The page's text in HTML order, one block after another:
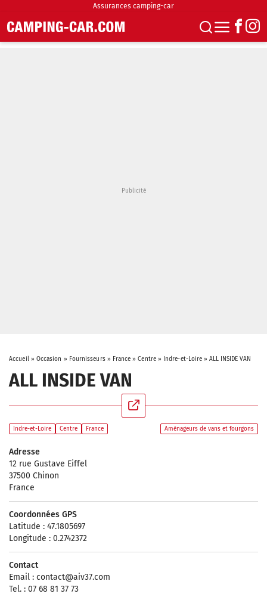
Assurances camping-car
Accueil» Occasion » Fournisseurs» France »Centre» Indre-et-Loire »ALL INSIDE VAN
ALL INSIDE VAN
Indre-et-Loire Centre France Aménageurs de vans et fourgons
Adresse
12 rue Gustave Eiffel
37500 Chinon
France
Coordonnées GPS
Latitude : 47.1805697
Longitude : 0.2742372
Contact
Email : contact@aiv37.com
Tel. : 07 68 81 37 73